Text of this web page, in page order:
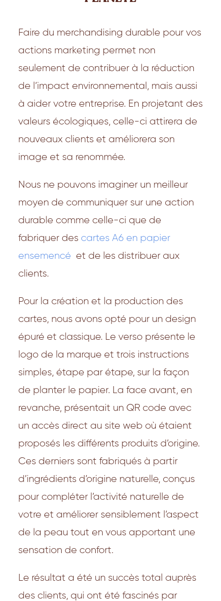
Faire du merchandising durable pour vos
actions marketing permet non
seulement de contribuer à la réduction
de l’impact environnemental, mais aussi
à aider votre entreprise. En projetant des
valeurs écologiques, celle-ci attirera de
nouveaux clients et améliorera son
image et sa renommée.
Nous ne pouvons imaginer un meilleur
moyen de communiquer sur une action
durable comme celle-ci que de
fabriquer des cartes A6 en papier
ensemencé et de les distribuer aux
clients.
Pour la création et la production des
cartes, nous avons opté pour un design
épuré et classique. Le verso présente le
logo de la marque et trois instructions
simples, étape par étape, sur la façon
de planter le papier. La face avant, en
revanche, présentait un QR code avec
un accès direct au site web où étaient
proposés les différents produits d’origine.
Ces derniers sont fabriqués à partir
d’ingrédients d’origine naturelle, conçus
pour compléter l’activité naturelle de
votre et améliorer sensiblement l’aspect
de la peau tout en vous apportant une
sensation de confort.
Le résultat a été un succès total auprès
des clients, qui ont été fascinés par